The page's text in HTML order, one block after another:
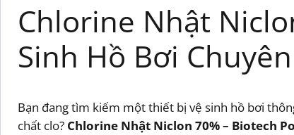
Chlorine Nhật
Sinh Hồ Bơi
Bạn đang tìm kiếm một thiết bị vệ sinh hồ bơi
chất clo? Chlorine Nhật Niclon 70% – Biotech